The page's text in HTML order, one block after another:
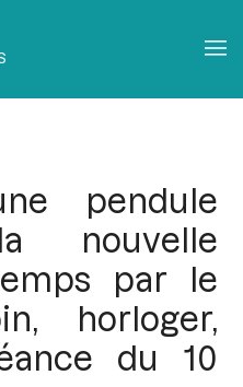
pendule
nouvelle
par le
horloger,
du 10